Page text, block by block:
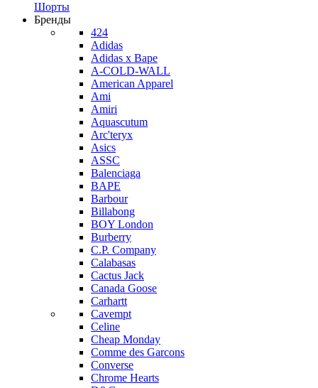
Шорты
Бренды
424
Adidas
Adidas x Bape
A-COLD-WALL
American Apparel
Ami
Amiri
Aquascutum
Arc'teryx
Asics
ASSC
Balenciaga
BAPE
Barbour
Billabong
BOY London
Burberry
C.P. Company
Calabasas
Cactus Jack
Canada Goose
Carhartt
Cavempt
Celine
Cheap Monday
Comme des Garcons
Converse
Chrome Hearts